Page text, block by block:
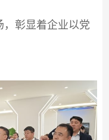
，彰显着企业以党